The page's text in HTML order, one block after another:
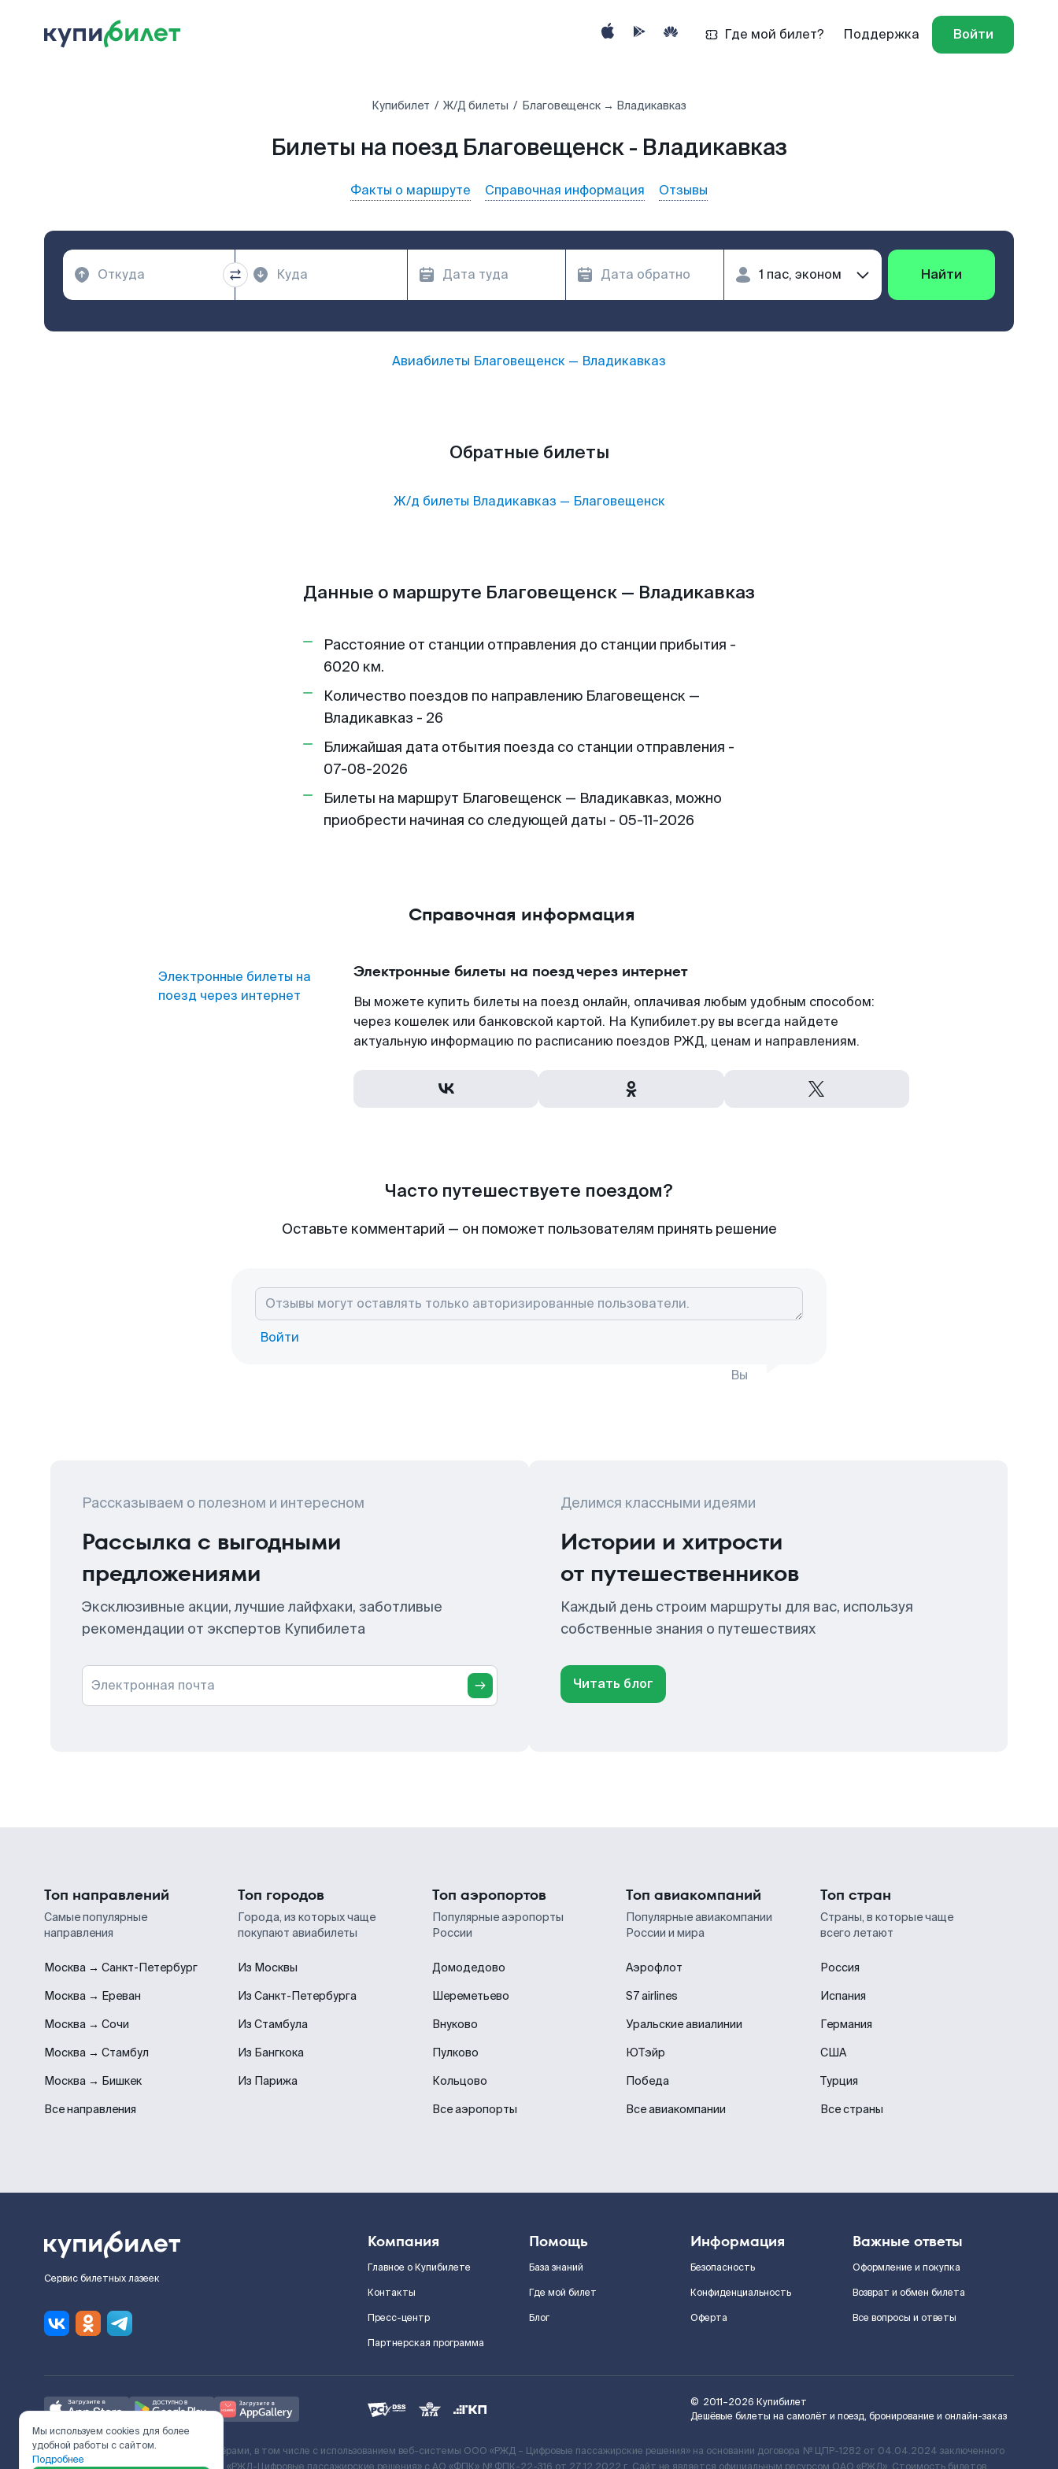
Где мой билет? Поддержка Войти
Купибилет Ж/Д билеты Благовещенск → Владикавказ
Билеты на поезд Благовещенск - Владикавказ
Факты о маршруте Справочная информация Отзывы
Найти
Авиабилеты Благовещенск — Владикавказ
Обратные билеты
Ж/д билеты Владикавказ — Благовещенск
Данные о маршруте Благовещенск — Владикавказ
Расстояние от станции отправления до станции прибытия -
6020 км.
Количество поездов по направлению Благовещенск —
Владикавказ - 26
Ближайшая дата отбытия поезда со станции отправления -
07-08-2026
Билеты на маршрут Благовещенск — Владикавказ, можно
приобрести начиная со следующей даты - 05-11-2026
Справочная информация
Электронные билеты на
поезд через интернет
Электронные билеты на поезд через интернет
Вы можете купить билеты на поезд онлайн, оплачивая любым удобным способом:
через кошелек или банковской картой. На Купибилет.ру вы всегда найдете
актуальную информацию по расписанию поездов РЖД, ценам и направлениям.
Часто путешествуете поездом?
Оставьте комментарий — он поможет пользователям принять решение
Войти
Вы
Рассказываем о полезном и интересном
Рассылка с выгодными
предложениями
Эксклюзивные акции, лучшие лайфхаки, заботливые
рекомендации от экспертов Купибилета
Электронная почта
Делимся классными идеями
Истории и хитрости
от путешественников
Каждый день строим маршруты для вас, используя
собственные знания о путешествиях
Читать блог
Топ направлений
Самые популярные
направления
Москва → Санкт-Петербург
Москва → Ереван
Москва → Сочи
Москва → Стамбул
Москва → Бишкек
Все направления
Топ городов
Города, из которых чаще
покупают авиабилеты
Из Москвы
Из Санкт-Петербурга
Из Стамбула
Из Бангкока
Из Парижа
Топ аэропортов
Популярные аэропорты
России
Домодедово
Шереметьево
Внуково
Пулково
Кольцово
Все аэропорты
Топ авиакомпаний
Популярные авиакомпании
России и мира
Аэрофлот
S7 airlines
Уральские авиалинии
ЮТэйр
Победа
Все авиакомпании
Топ стран
Страны, в которые чаще
всего летают
Россия
Испания
Германия
США
Турция
Все страны
Сервис билетных лазеек
Компания
Главное о Купибилете
Контакты
Пресс-центр
Партнерская программа
Помощь
База знаний
Где мой билет
Блог
Информация
Безопасность
Конфиденциальность
Оферта
Важные ответы
Оформление и покупка
Возврат и обмен билета
Все вопросы и ответы
© 2011–2026 Купибилет
Дешёвые билеты на самолёт и поезд, бронирование и онлайн-заказ
Ж/Д билеты предоставляются партнёрами, в том числе с использованием веб-системы ООО «РЖД – Цифровые пассажирские решения» на основании договора № ЦПР-1282 от 04.04.2024 заключенного
Мы используем cookies для более
удобной работы с сайтом.
Подробнее